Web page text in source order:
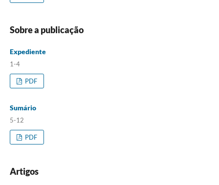
Sobre a publicação
Expediente
1-4
PDF
Sumário
5-12
PDF
Artigos